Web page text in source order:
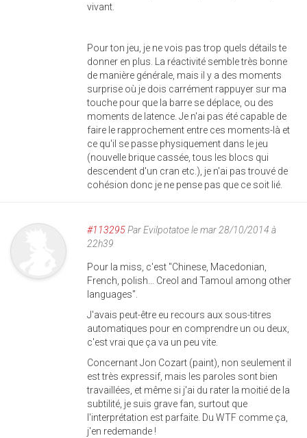
vivant.
Pour ton jeu, je ne vois pas trop quels détails te
donner en plus. La réactivité semble très bonne
de manière générale, mais il y a des moments
surprise où je dois carrément rappuyer sur ma
touche pour que la barre se déplace, ou des
moments de latence. Je n'ai pas été capable de
faire le rapprochement entre ces moments-là et
ce qu'il se passe physiquement dans le jeu
(nouvelle brique cassée, tous les blocs qui
descendent d'un cran etc.), je n'ai pas trouvé de
cohésion donc je ne pense pas que ce soit lié.
#113295ParEvilpotatoele mar 28/10/2014 à
22h39
Pour la miss, c'est "Chinese, Macedonian,
French, polish... Creol and Tamoul among other
languages".
J'avais peut-être eu recours aux sous-titres
automatiques pour en comprendre un ou deux,
c'est vrai que ça va un peu vite.
Concernant Jon Cozart (paint), non seulement il
est très expressif, mais les paroles sont bien
travaillées, et même si j'ai du rater la moitié de la
subtilité, je suis grave fan, surtout que
l'interprétation est parfaite. Du WTF comme ça,
j'en redemande !